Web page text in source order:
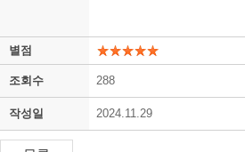
별점
조회수 288
작성일 2024.11.29